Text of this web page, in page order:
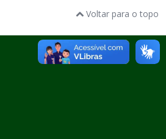
Voltar para o topo